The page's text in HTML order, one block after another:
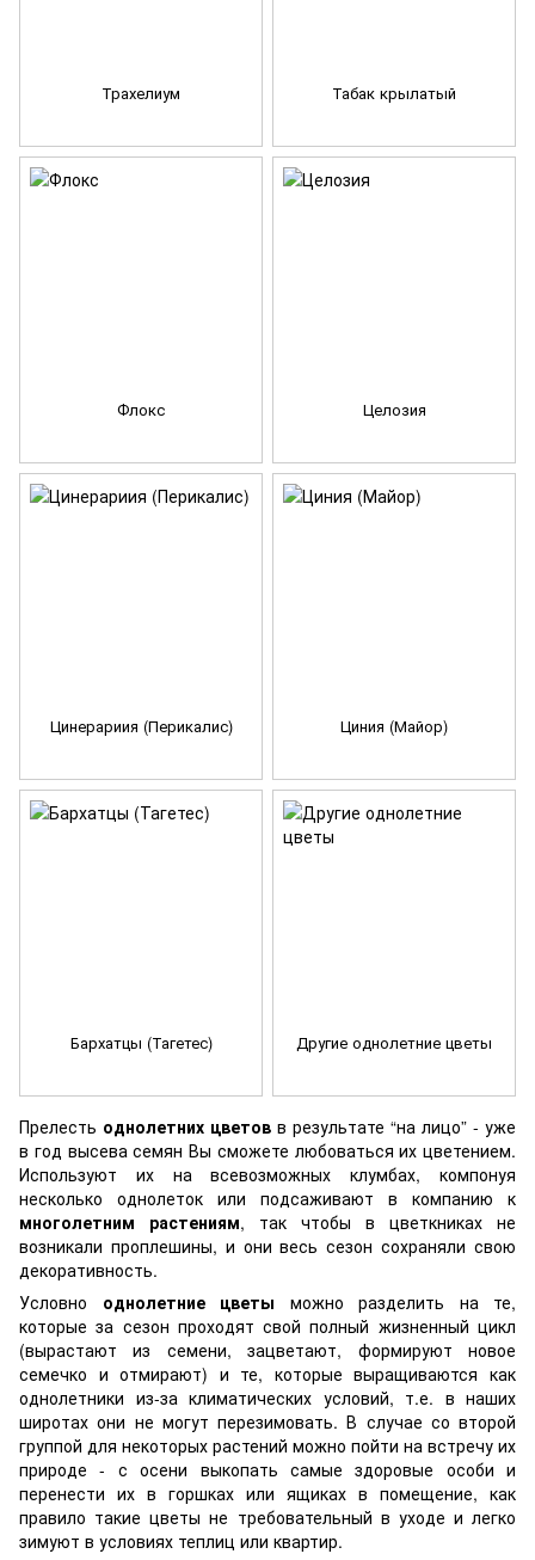
Прелесть однолетних цветов в результате “на лицо” - уже
в год высева семян Вы сможете любоваться их цветением.
Используют их на всевозможных клумбах, компонуя
несколько однолеток или подсаживают в компанию к
многолетним растениям, так чтобы в цветкниках не
возникали проплешины, и они весь сезон сохраняли свою
декоративность.
Условно однолетние цветы можно разделить на те,
которые за сезон проходят свой полный жизненный цикл
(вырастают из семени, зацветают, формируют новое
семечко и отмирают) и те, которые выращиваются как
однолетники из-за климатических условий, т.е. в наших
широтах они не могут перезимовать. В случае со второй
группой для некоторых растений можно пойти на встречу их
природе - с осени выкопать самые здоровые особи и
перенести их в горшках или ящиках в помещение, как
правило такие цветы не требовательный в уходе и легко
зимуют в условиях теплиц или квартир.
Трахелиум Табак крылатый
Флокс Целозия
Цинерариия (Перикалис) Циния (Майор)
Бархатцы (Тагетес) Другие однолетние цветы